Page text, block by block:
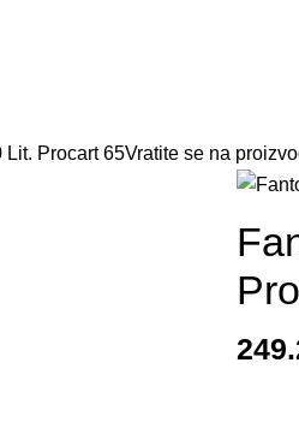
Lit. Procart 65Vratite se na